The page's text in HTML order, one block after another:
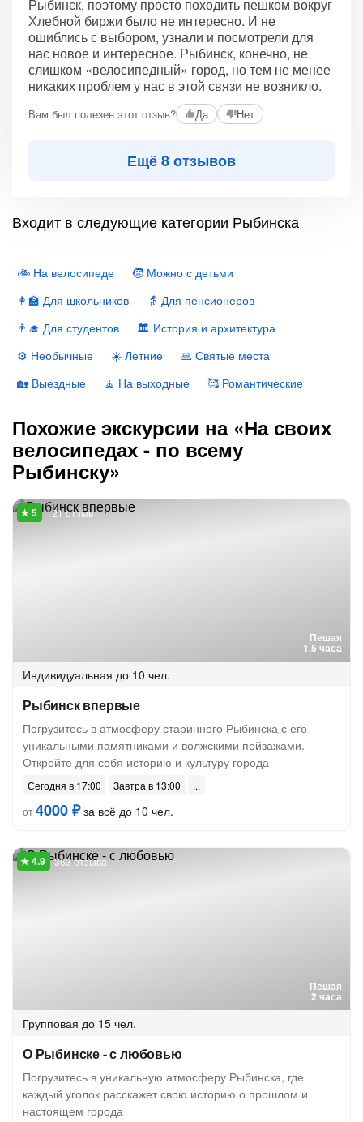
Рыбинск, поэтому просто походить пешком вокруг
Хлебной биржи было не интересно. И не
ошиблись с выбором, узнали и посмотрели для
нас новое и интересное. Рыбинск, конечно, не
слишком «велосипедный» город, но тем не менее
никаких проблем у нас в этой связи не возникло.
Вам был полезен этот отзыв? Да Нет
Ещё 8 отзывов
Входит в следующие категории Рыбинска
🚲 На велосипеде
🧒 Можно с детьми
👩‍🏫 Для школьников
👵 Для пенсионеров
👨‍🎓 Для студентов
🏛 История и архитектура
⚙️ Необычные
☀️ Летние
🙏 Святые места
🏡 Выездные
🧘 На выходные 🥰 Романтические
Похожие экскурсии на «На своих
велосипедах - по всему
Рыбинску»
Пешая
1.5 часа
121 отзыв
Индивидуальная до 10 чел.
Рыбинск впервые
Погрузитесь в атмосферу старинного Рыбинска с его
уникальными памятниками и волжскими пейзажами.
Откройте для себя историю и культуру города
Сегодня в 17:00
Завтра в 13:00
от4000 ₽за всё до 10 чел.
Пешая
2 часа
363 отзыва
Групповая до 15 чел.
О Рыбинске - с любовью
Погрузитесь в уникальную атмосферу Рыбинска, где
каждый уголок расскажет свою историю о прошлом и
настоящем города